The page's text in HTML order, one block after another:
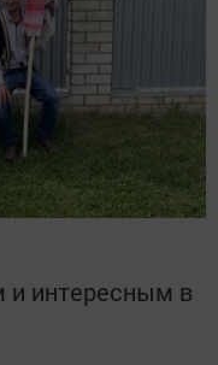
интересным в